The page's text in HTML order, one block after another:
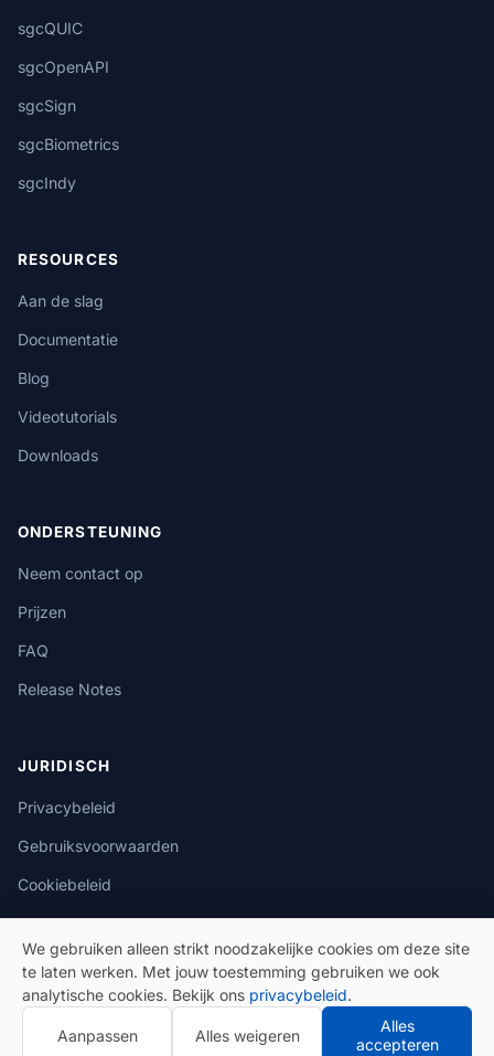
sgcQUIC
sgcOpenAPI
sgcSign
sgcBiometrics
sgcIndy
RESOURCES
Aan de slag
Documentatie
Blog
Videotutorials
Downloads
ONDERSTEUNING
Neem contact op
Prijzen
FAQ
Release Notes
JURIDISCH
Privacybeleid
Gebruiksvoorwaarden
Cookiebeleid
© 2026 eSeGeCe. Alle rechten voorbehouden.
PrivacybeleidGebruiksvoorwaarden
We gebruiken alleen strikt noodzakelijke cookies om deze site
te laten werken. Met jouw toestemming gebruiken we ook
analytische cookies. Bekijk ons privacybeleid.
Aanpassen Alles weigeren
Alles
accepteren